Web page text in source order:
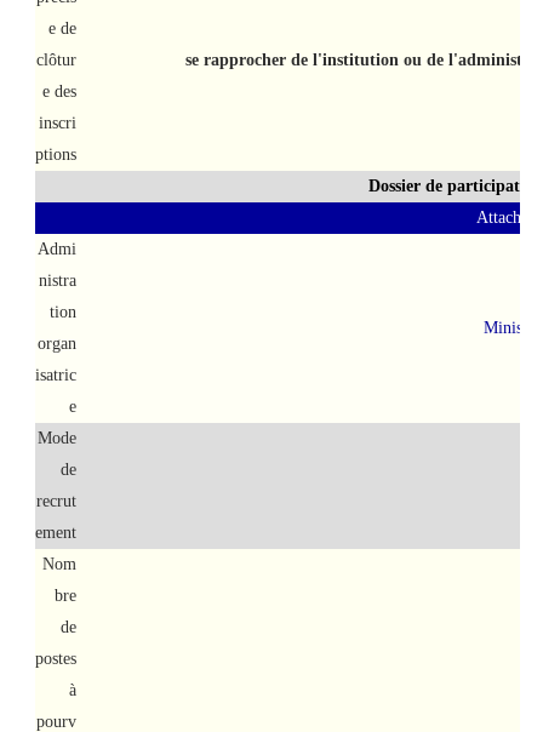
e de
clôtur
e des
inscri
ptions
se rapprocher de l'institution ou de
Dossier de
Attaché
Admi
nistra
tion
organ
isatric
e
Mode
de
recrut
ement
Nom
bre
de
postes
à
pourv